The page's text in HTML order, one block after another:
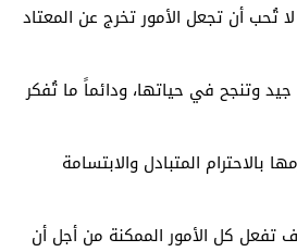
تُحب أن تجعل الأمور تخرج عن المعتاد
وتنجح في حياتها، ودائماً ما تُفكر
المتبادل والابتسامة
كل الأمور الممكنة من أجل أن